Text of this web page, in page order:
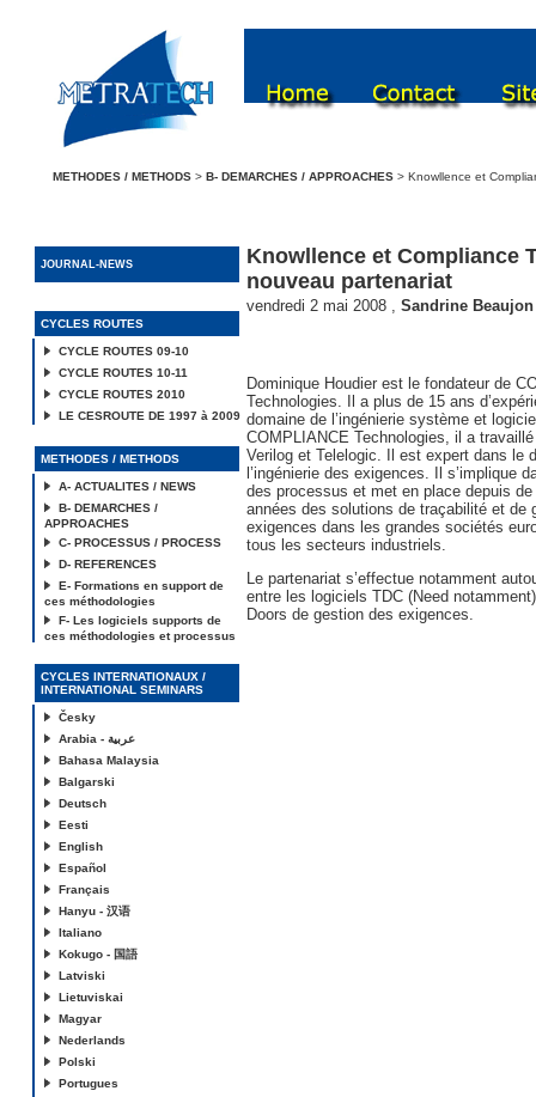
METHODES / METHODS > B- DEMARCHES / APPROACHES > Knowllence et
JOURNAL-NEWS
CYCLES ROUTES
CYCLE ROUTES 09-10
CYCLE ROUTES 10-11
CYCLE ROUTES 2010
LE CESROUTE DE 1997 à 2009
METHODES / METHODS
A- ACTUALITES / NEWS
B- DEMARCHES /
APPROACHES
C- PROCESSUS / PROCESS
D- REFERENCES
E- Formations en support de
ces méthodologies
F- Les logiciels supports de
ces méthodologies et processus
CYCLES INTERNATIONAUX /
INTERNATIONAL SEMINARS
Česky
Arabia - عربية
Bahasa Malaysia
Balgarski
Deutsch
Eesti
English
Español
Français
Hanyu - 汉语
Italiano
Kokugo - 国語
Latviski
Lietuviskai
Magyar
Nederlands
Polski
Portugues
Knowllence et Compliance
nouveau partenariat
vendredi 2 mai 2008 , Sandrine Beaujon
Dominique Houdier est le fondateur de
Technologies. Il a plus de 15 ans
domaine de l’ingénierie système et
COMPLIANCE Technologies, il a
Verilog et Telelogic. Il est expert dans le
l’ingénierie des exigences. Il s’implique
des processus et met en place depuis
années des solutions de traçabilité et de
exigences dans les grandes sociétés
tous les secteurs industriels.
Le partenariat s’effectue notamment
entre les logiciels TDC (Need
Doors de gestion des exigences.